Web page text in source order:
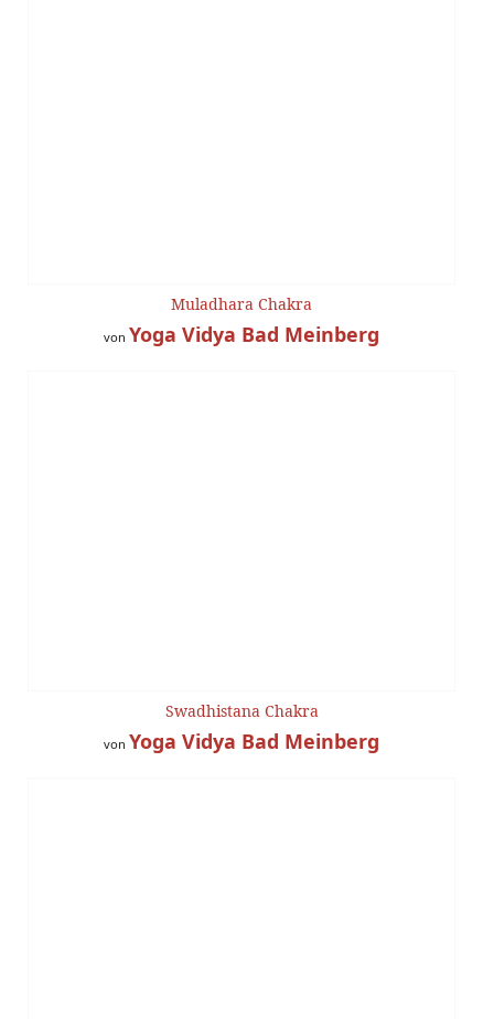
Muladhara Chakra
von Yoga Vidya Bad Meinberg
Swadhistana Chakra
von Yoga Vidya Bad Meinberg